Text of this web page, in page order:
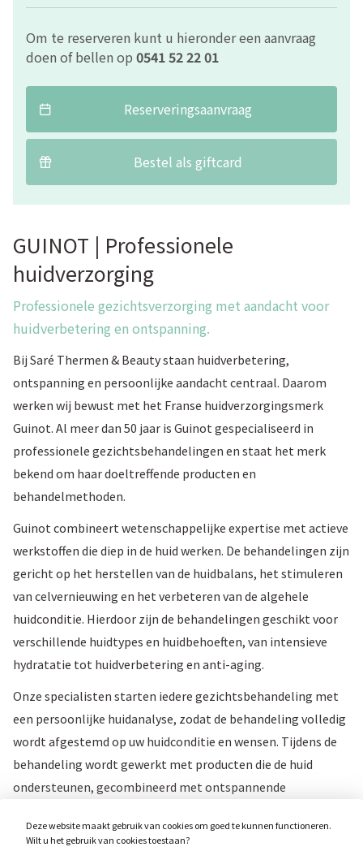
GUINOT | Professionele
huidverzorging
Professionele gezichtsverzorging met aandacht voor
huidverbetering en ontspanning.
Bij Saré Thermen & Beauty staan huidverbetering,
ontspanning en persoonlijke aandacht centraal. Daarom
werken wij bewust met het Franse huidverzorgingsmerk
Guinot. Al meer dan 50 jaar is Guinot gespecialiseerd in
professionele gezichtsbehandelingen en staat het merk
bekend om haar doeltreffende producten en
behandelmethoden.
Guinot combineert wetenschappelijke expertise met actieve
werkstoffen die diep in de huid werken. De behandelingen zijn
gericht op het herstellen van de huidbalans, het stimuleren
van celvernieuwing en het verbeteren van de algehele
huidconditie. Hierdoor zijn de behandelingen geschikt voor
verschillende huidtypes en huidbehoeften, van intensieve
hydratatie tot huidverbetering en anti-aging.
Onze specialisten starten iedere gezichtsbehandeling met
een persoonlijke huidanalyse, zodat de behandeling volledig
wordt afgestemd op uw huidconditie en wensen. Tijdens de
behandeling wordt gewerkt met producten die de huid
ondersteunen, gecombineerd met ontspannende
intensief wordt verzorgd.
Om te reserveren kunt u hieronder een aanvraag
doen of bellen op 0541 52 22 01
Reserveringsaanvraag
Bestel als giftcard
Deze website maakt gebruik van cookies om goed te kunnen functioneren.
Wilt u het gebruik van cookies toestaan?